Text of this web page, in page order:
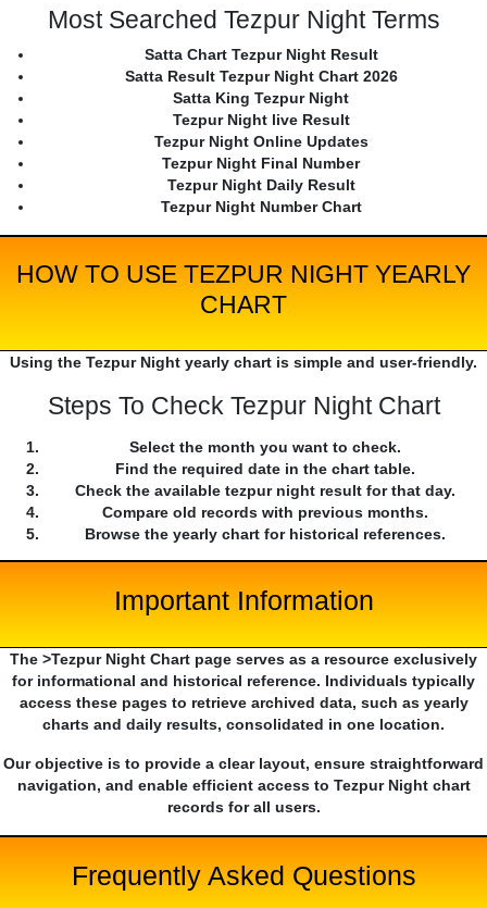
Most Searched Tezpur Night Terms
Satta Chart Tezpur Night Result
Satta Result Tezpur Night Chart 2026
Satta King Tezpur Night
Tezpur Night live Result
Tezpur Night Online Updates
Tezpur Night Final Number
Tezpur Night Daily Result
Tezpur Night Number Chart
HOW TO USE TEZPUR NIGHT YEARLY
CHART
Using the Tezpur Night yearly chart is simple and user-friendly.
Steps To Check Tezpur Night Chart
Select the month you want to check.
Find the required date in the chart table.
Check the available tezpur night result for that day.
Compare old records with previous months.
Browse the yearly chart for historical references.
Important Information
The >Tezpur Night Chart page serves as a resource exclusively
for informational and historical reference. Individuals typically
access these pages to retrieve archived data, such as yearly
charts and daily results, consolidated in one location.
Our objective is to provide a clear layout, ensure straightforward
navigation, and enable efficient access to Tezpur Night chart
records for all users.
Frequently Asked Questions